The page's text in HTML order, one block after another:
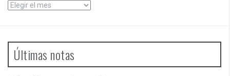
Archivos
Últimas notas